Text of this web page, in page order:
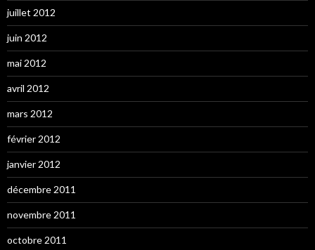
juillet 2012
juin 2012
mai 2012
avril 2012
mars 2012
février 2012
janvier 2012
décembre 2011
novembre 2011
octobre 2011